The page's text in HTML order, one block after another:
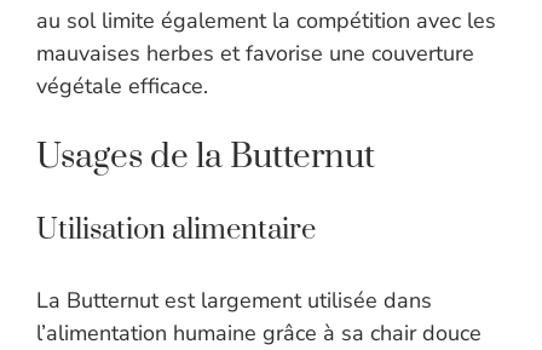
au sol limite également la compétition avec les
mauvaises herbes et favorise une couverture
végétale efficace.
Usages de la Butternut
Utilisation alimentaire
La Butternut est largement utilisée dans
l’alimentation humaine grâce à sa chair douce